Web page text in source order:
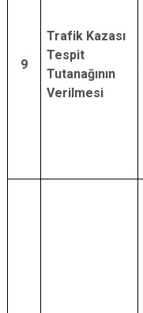
9
Trafik Kazası
Tespit
Tutanağının
Verilmesi